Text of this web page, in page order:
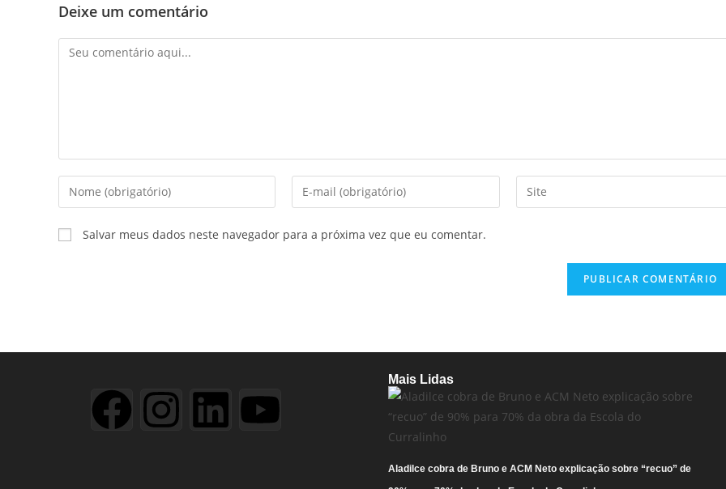
Deixe um comentário
Salvar meus dados neste navegador para a próxima vez que eu comentar.
Mais Lidas
Aladilce cobra de Bruno e ACM Neto explicação sobre “recuo” de